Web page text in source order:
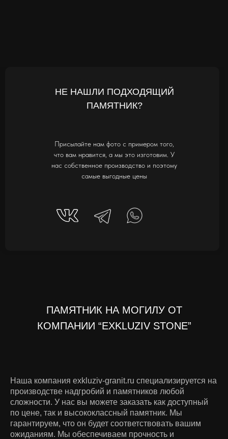
НЕ НАШЛИ ПОДХОДЯЩИЙ
ПАМЯТНИК?
Присылайте нам фото с примером того,
что вам нравится, а мы это изготовим. У
нас собственное производство и поэтому
самые выгодные цены
ПАМЯТНИК НА МОГИЛУ ОТ
КОМПАНИИ “EXKLUZIV STONE”
Наша компания exkluziv-granit.ru специализируется на
производстве надгробий и памятников любой
сложности. У нас вы можете заказать как доступный
по цене, так и высококлассный памятник. Мы
гарантируем, что он будет соответствовать вашим
ожиданиям. Мы обеспечиваем прочность и